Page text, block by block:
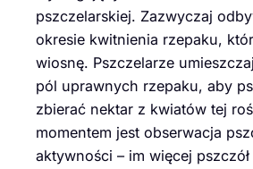
pszczelarskiej. Zazwyczaj
okresie kwitnienia rzepaku,
wiosnę. Pszczelarze
pól uprawnych rzepaku, aby
zbierać nektar z kwiatów tej
momentem jest obserwacja
aktywności – im więcej